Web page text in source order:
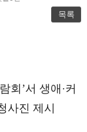
목록
회’서 생애·커
사진 제시